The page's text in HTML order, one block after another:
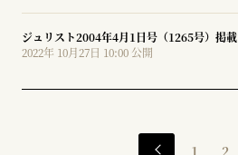
ジュリスト2004年4月1日号（1265号）掲載
2022年 10月27日 10:00 公開
1 2